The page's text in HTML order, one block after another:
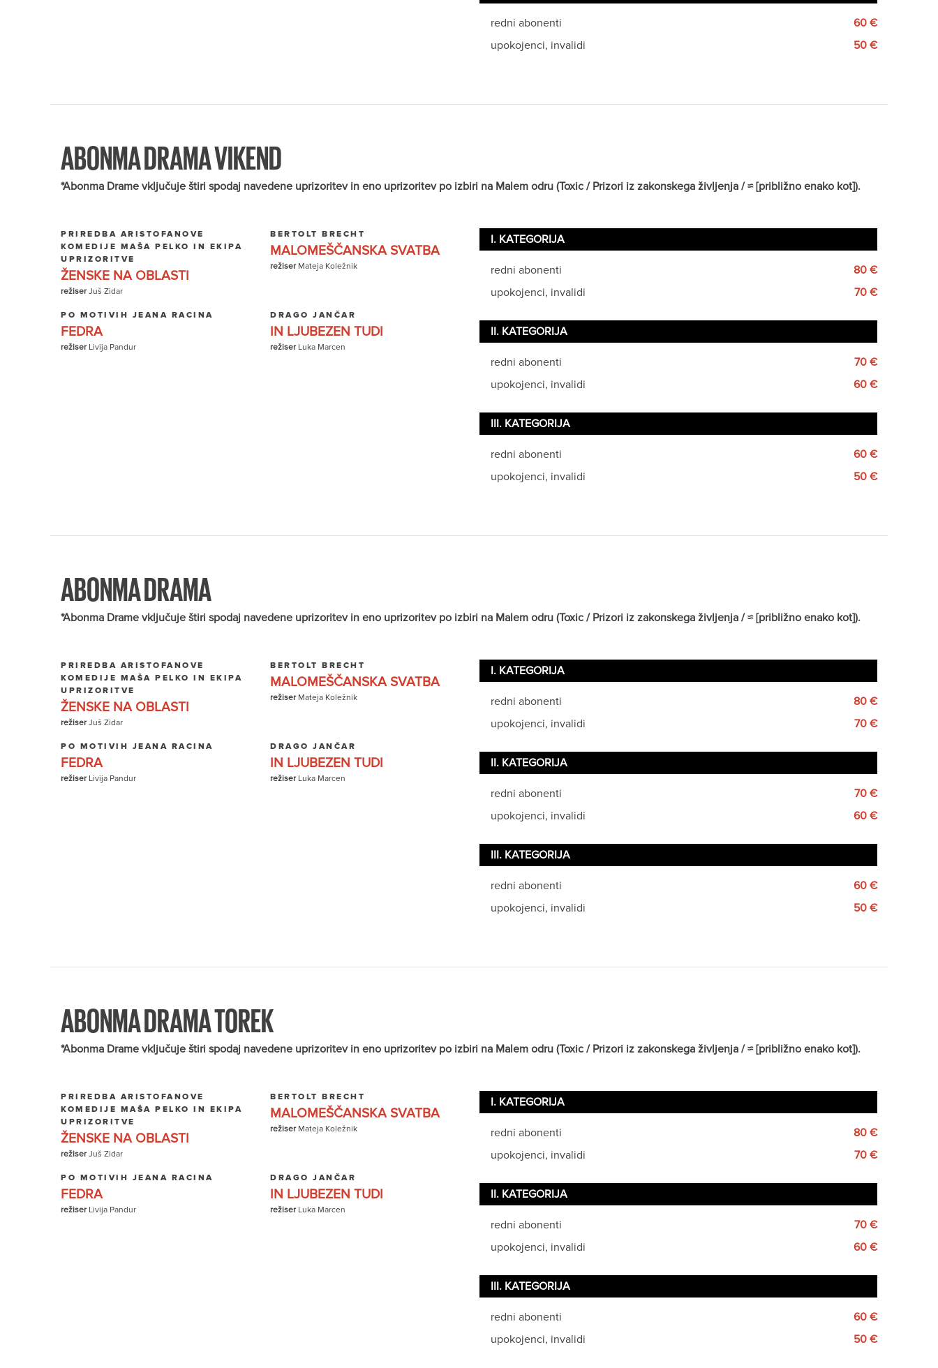
redni abonenti
60 €
upokojenci, invalidi
50 €
ABONMA DRAMA VIKEND
*Abonma Drame vključuje štiri spodaj navedene uprizoritev in eno uprizoritev po izbiri na Malem odru (Toxic / Prizori iz zakonskega življenja / ≈ [približno enako kot]).
PRIREDBA ARISTOFANOVE
KOMEDIJE MAŠA PELKO IN EKIPA
UPRIZORITVE
ŽENSKE NA OBLASTI
režiserJuš Zidar
BERTOLT BRECHT
MALOMEŠČANSKA SVATBA
režiserMateja Koležnik
PO MOTIVIH JEANA RACINA
FEDRA
režiserLivija Pandur
DRAGO JANČAR
IN LJUBEZEN TUDI
režiserLuka Marcen
I. KATEGORIJA
redni abonenti
80 €
upokojenci, invalidi
70 €
II. KATEGORIJA
redni abonenti
70 €
upokojenci, invalidi
60 €
III. KATEGORIJA
redni abonenti
60 €
upokojenci, invalidi
50 €
ABONMA DRAMA
*Abonma Drame vključuje štiri spodaj navedene uprizoritev in eno uprizoritev po izbiri na Malem odru (Toxic / Prizori iz zakonskega življenja / ≈ [približno enako kot]).
PRIREDBA ARISTOFANOVE
KOMEDIJE MAŠA PELKO IN EKIPA
UPRIZORITVE
ŽENSKE NA OBLASTI
režiserJuš Zidar
BERTOLT BRECHT
MALOMEŠČANSKA SVATBA
režiserMateja Koležnik
PO MOTIVIH JEANA RACINA
FEDRA
režiserLivija Pandur
DRAGO JANČAR
IN LJUBEZEN TUDI
režiserLuka Marcen
I. KATEGORIJA
redni abonenti
80 €
upokojenci, invalidi
70 €
II. KATEGORIJA
redni abonenti
70 €
upokojenci, invalidi
60 €
III. KATEGORIJA
redni abonenti
60 €
upokojenci, invalidi
50 €
ABONMA DRAMA TOREK
*Abonma Drame vključuje štiri spodaj navedene uprizoritev in eno uprizoritev po izbiri na Malem odru (Toxic / Prizori iz zakonskega življenja / ≈ [približno enako kot]).
PRIREDBA ARISTOFANOVE
KOMEDIJE MAŠA PELKO IN EKIPA
UPRIZORITVE
ŽENSKE NA OBLASTI
režiserJuš Zidar
BERTOLT BRECHT
MALOMEŠČANSKA SVATBA
režiserMateja Koležnik
PO MOTIVIH JEANA RACINA
FEDRA
režiserLivija Pandur
DRAGO JANČAR
IN LJUBEZEN TUDI
režiserLuka Marcen
I. KATEGORIJA
redni abonenti
80 €
upokojenci, invalidi
70 €
II. KATEGORIJA
redni abonenti
70 €
upokojenci, invalidi
60 €
III. KATEGORIJA
redni abonenti
60 €
upokojenci, invalidi
50 €